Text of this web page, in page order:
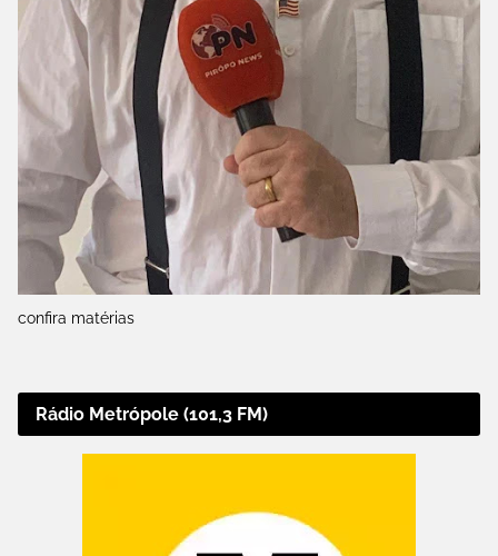
confira matérias
Rádio Metrópole (101,3 FM)